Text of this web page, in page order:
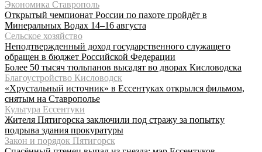
Экономика Ставрополь
Открытый чемпионат России по пахоте пройдёт в
Минеральных Водах 14–16 августа
Сельское хозяйство
Неподтвержденный доход государственного служащего
обращен в бюджет Российской Федерации
Более 50 тысяч тюльпанов высадят во дворах Кисловодска
Благоустройство Кисловодск
«Хрустальный источник» в Ессентуках открылся фильмом,
снятым на Ставрополье
Культура Ессентуки
Жителя Пятигорска заключили под стражу за попытку
подрыва здания прокуратуры
Закон и порядок Пятигорск